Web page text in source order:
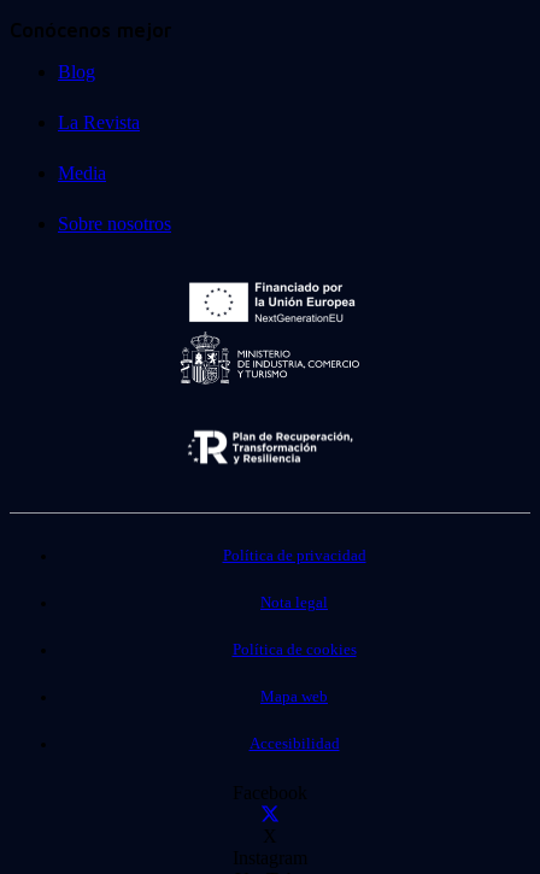
Conócenos mejor
Blog
La Revista
Media
Sobre nosotros
Política de privacidad
Nota legal
Política de cookies
Mapa web
Accesibilidad
Facebook
X
Instagram